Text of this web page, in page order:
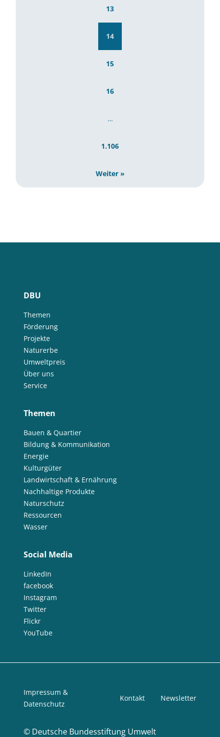
13
14
15
16
…
1.106
Weiter »
DBU
Themen
Förderung
Projekte
Naturerbe
Umweltpreis
Über uns
Service
Themen
Bauen & Quartier
Bildung & Kommunikation
Energie
Kulturgüter
Landwirtschaft & Ernährung
Nachhaltige Produkte
Naturschutz
Ressourcen
Wasser
Social Media
LinkedIn
facebook
Instagram
Twitter
Flickr
YouTube
© Deutsche Bundesstiftung Umwelt
Impressum &
Datenschutz
Kontakt Newsletter